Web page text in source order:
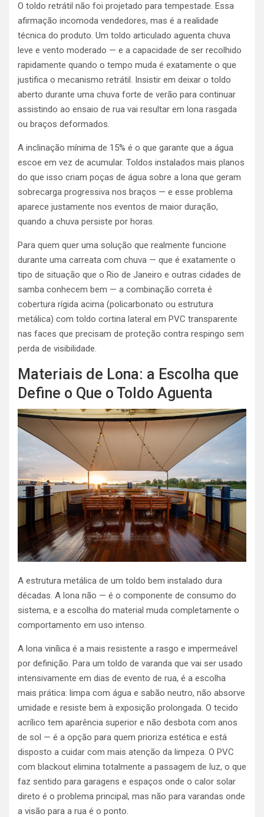
O toldo retrátil não foi projetado para tempestade. Essa
afirmação incomoda vendedores, mas é a realidade
técnica do produto. Um toldo articulado aguenta chuva
leve e vento moderado — e a capacidade de ser recolhido
rapidamente quando o tempo muda é exatamente o que
justifica o mecanismo retrátil. Insistir em deixar o toldo
aberto durante uma chuva forte de verão para continuar
assistindo ao ensaio de rua vai resultar em lona rasgada
ou braços deformados.
A inclinação mínima de 15% é o que garante que a água
escoe em vez de acumular. Toldos instalados mais planos
do que isso criam poças de água sobre a lona que geram
sobrecarga progressiva nos braços — e esse problema
aparece justamente nos eventos de maior duração,
quando a chuva persiste por horas.
Para quem quer uma solução que realmente funcione
durante uma carreata com chuva — que é exatamente o
tipo de situação que o Rio de Janeiro e outras cidades de
samba conhecem bem — a combinação correta é
cobertura rígida acima (policarbonato ou estrutura
metálica) com toldo cortina lateral em PVC transparente
nas faces que precisam de proteção contra respingo sem
perda de visibilidade.
Materiais de Lona: a Escolha que
Define o Que o Toldo Aguenta
A estrutura metálica de um toldo bem instalado dura
décadas. A lona não — é o componente de consumo do
sistema, e a escolha do material muda completamente o
comportamento em uso intenso.
A lona vinílica é a mais resistente a rasgo e impermeável
por definição. Para um toldo de varanda que vai ser usado
intensivamente em dias de evento de rua, é a escolha
mais prática: limpa com água e sabão neutro, não absorve
umidade e resiste bem à exposição prolongada. O tecido
acrílico tem aparência superior e não desbota com anos
de sol — é a opção para quem prioriza estética e está
disposto a cuidar com mais atenção da limpeza. O PVC
com blackout elimina totalmente a passagem de luz, o que
faz sentido para garagens e espaços onde o calor solar
direto é o problema principal, mas não para varandas onde
a visão para a rua é o ponto.